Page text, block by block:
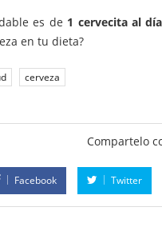
es de 1 cervecita al
en tu dieta?
cerveza
Compartelo
Facebook Twitter